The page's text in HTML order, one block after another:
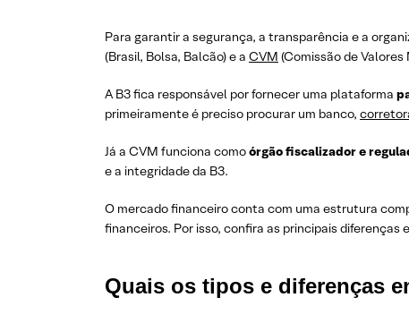
Para garantir a segurança, a transparência e a
(Brasil, Bolsa, Balcão) e a CVM (Comissão de Valores
A B3 fica responsável por fornecer uma plataforma
primeiramente é preciso procurar um banco,
Já a CVM funciona comoórgão fiscalizador e
e a integridade da B3.
O mercado financeiro conta com uma estrutura
financeiros. Por isso, confira as principais
Quais os tipos e diferenças